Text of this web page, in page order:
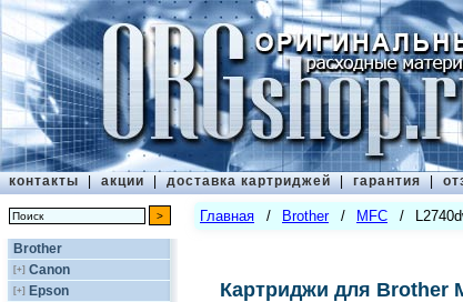
контакты | акции | доставка картриджей | гарантия |
Brother
[+] Canon
[+] Epson
Главная / Brother / MFC /
Картриджи для Brother